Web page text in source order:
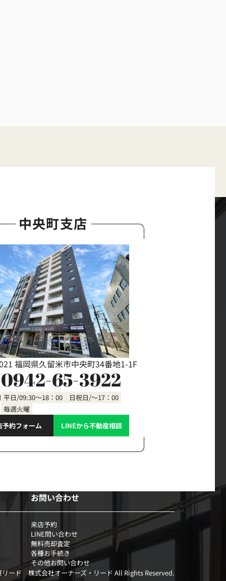
中央町支店
福岡県久留米市中央町34番地1-1F
0942-65-3922
平日/09:30～18：00 日祝日/～17：00
毎週火曜
予約フォーム
LINEから不動産相談
お問い合わせ
来店予約
LINE問い合わせ
無料売却査定
各種お手続き
その他お問い合わせ
ード 株式会社オーナーズ・リード All Rights Reserved.